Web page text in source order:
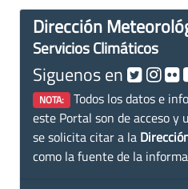
Dirección
Servicios Climáticos
Siguenos en
NOTA: Todos los datos e
este Portal son de acceso y
se solicita citar a la
como la fuente de la